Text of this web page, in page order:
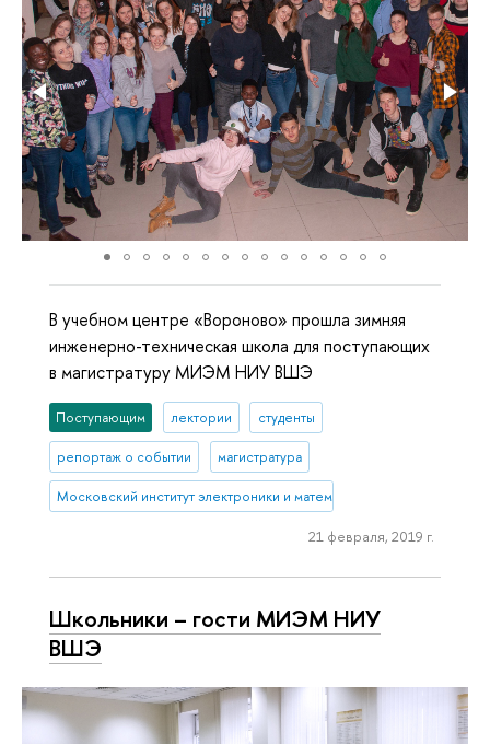
В учебном центре «Вороново» прошла зимняя
инженерно-техническая школа для поступающих
в магистратуру МИЭМ НИУ ВШЭ
Поступающим лектории студенты
репортаж о событии магистратура
Московский институт электроники и математики им. А.Н. Тихонова
21 февраля, 2019 г.
Школьники – гости МИЭМ НИУ
ВШЭ